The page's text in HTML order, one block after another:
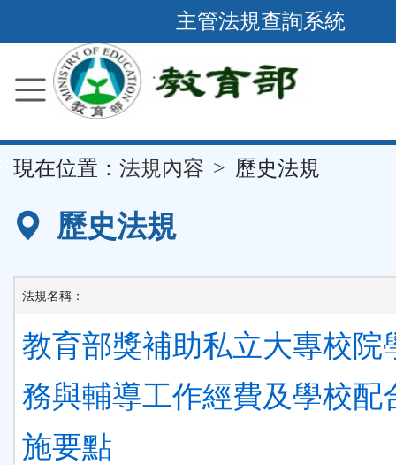
到
要
容
區
主管法規查詢系統
現在位置： 法規內容 歷史法規
歷史法規
法規名稱：
教育部獎補助私立大專校院
務與輔導工作經費及學校配
施要點